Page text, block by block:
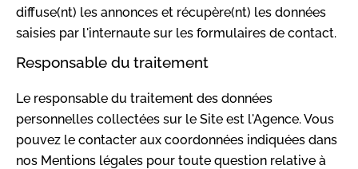
diffuse(nt) les annonces et récupère(nt) les données
saisies par l'internaute sur les formulaires de contact.
Responsable du traitement
Le responsable du traitement des données
personnelles collectées sur le Site est l'Agence. Vous
pouvez le contacter aux coordonnées indiquées dans
nos Mentions légales pour toute question relative à